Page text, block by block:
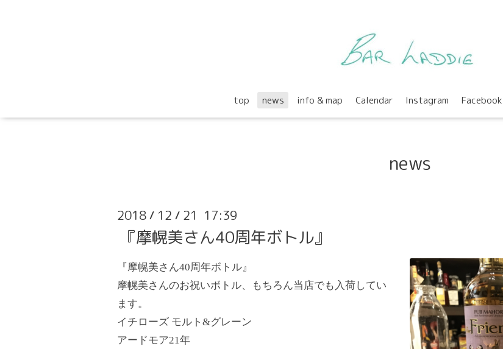
top news info & map Calendar Instagram Facebook
news
2018 / 12 / 21 17:39
『摩幌美さん40周年ボトル』
『摩幌美さん40周年ボトル』
摩幌美さんのお祝いボトル、もちろん当店でも入荷してい
ます。
イチローズ モルト&グレーン
アードモア21年